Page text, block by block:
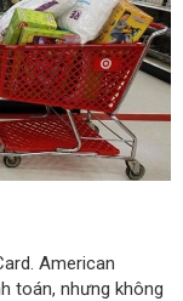
American
toán, nhưng không